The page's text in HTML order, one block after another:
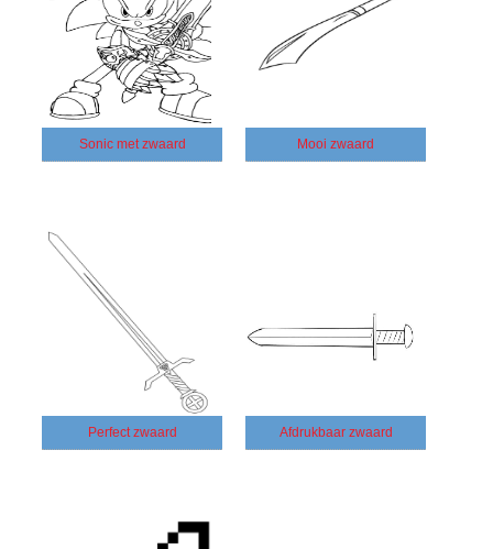
Sonic met zwaard Mooi zwaard
Perfect zwaard Afdrukbaar zwaard